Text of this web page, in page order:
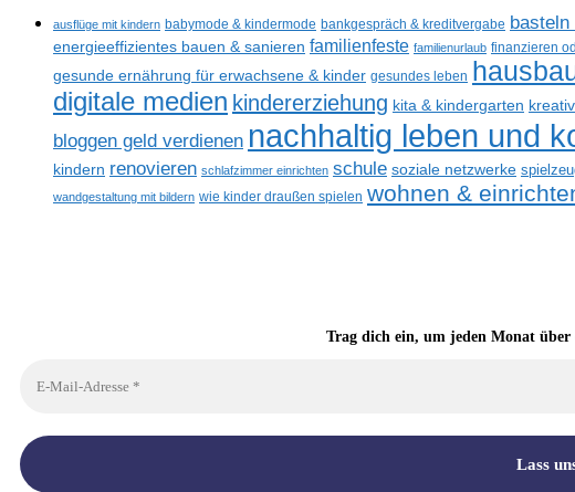
ausflüge mit kindern babymode & kindermode bankgespräch & kreditvergabe
energieeffizientes bauen & sanieren familienfeste familienurlaub finanzieren
gesunde ernährung für erwachsene & kinder gesundes leben
digitale medien kindererziehung kita & kindergarten
bloggen geld verdienen nachhaltig leben und
kindern renovieren schlafzimmer einrichten schule soziale netzwerke
wandgestaltung mit bildern wie kinder draußen spielen wohnen &
Trag dich ein, um jeden Monat